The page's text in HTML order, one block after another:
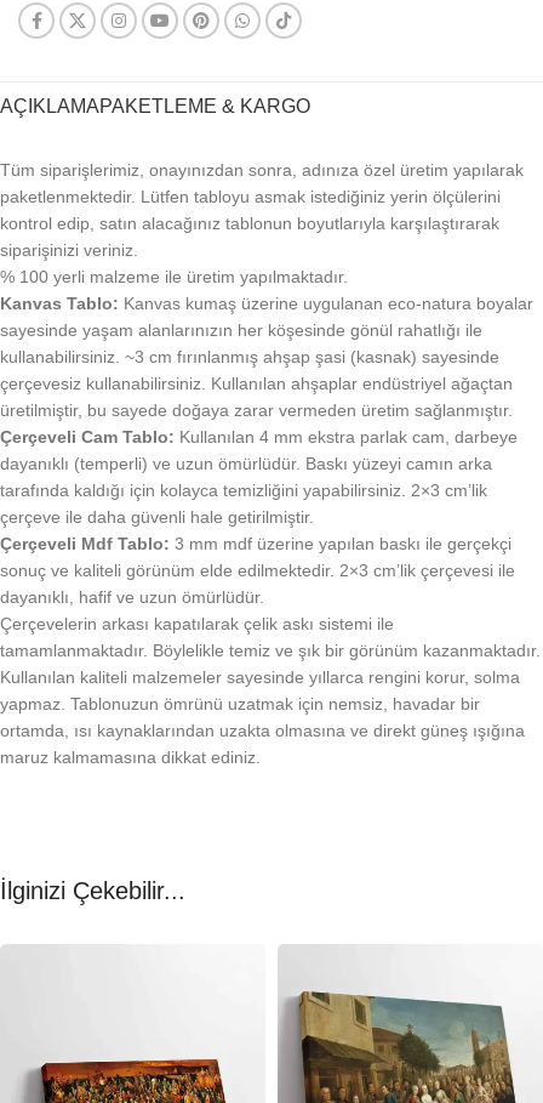
AÇIKLAMAPAKETLEME & KARGO
Tüm siparişlerimiz, onayınızdan sonra, adınıza özel üretim yapılarak
paketlenmektedir. Lütfen tabloyu asmak istediğiniz yerin ölçülerini
kontrol edip, satın alacağınız tablonun boyutlarıyla karşılaştırarak
siparişinizi veriniz.
% 100 yerli malzeme ile üretim yapılmaktadır.
Kanvas Tablo: Kanvas kumaş üzerine uygulanan eco-natura boyalar
sayesinde yaşam alanlarınızın her köşesinde gönül rahatlığı ile
kullanabilirsiniz. ~3 cm fırınlanmış ahşap şasi (kasnak) sayesinde
çerçevesiz kullanabilirsiniz. Kullanılan ahşaplar endüstriyel ağaçtan
üretilmiştir, bu sayede doğaya zarar vermeden üretim sağlanmıştır.
Çerçeveli Cam Tablo: Kullanılan 4 mm ekstra parlak cam, darbeye
dayanıklı (temperli) ve uzun ömürlüdür. Baskı yüzeyi camın arka
tarafında kaldığı için kolayca temizliğini yapabilirsiniz. 2×3 cm’lik
çerçeve ile daha güvenli hale getirilmiştir.
Çerçeveli Mdf Tablo: 3 mm mdf üzerine yapılan baskı ile gerçekçi
sonuç ve kaliteli görünüm elde edilmektedir. 2×3 cm’lik çerçevesi ile
dayanıklı, hafif ve uzun ömürlüdür.
Çerçevelerin arkası kapatılarak çelik askı sistemi ile
tamamlanmaktadır. Böylelikle temiz ve şık bir görünüm kazanmaktadır.
Kullanılan kaliteli malzemeler sayesinde yıllarca rengini korur, solma
yapmaz. Tablonuzun ömrünü uzatmak için nemsiz, havadar bir
ortamda, ısı kaynaklarından uzakta olmasına ve direkt güneş ışığına
maruz kalmamasına dikkat ediniz.
İlginizi Çekebilir...